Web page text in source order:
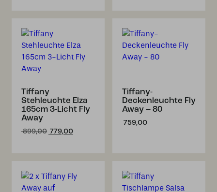
Tiffany
Stehleuchte Elza
165cm 3-Licht Fly
Away
899,00 Ursprünglicher
779,00Aktueller
Tiffany-
Deckenleuchte Fly
Away – 80
759,00